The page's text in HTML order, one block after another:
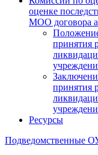
оценке
МОО договора
принятия
принятия
Ресурсы
Подведомственные